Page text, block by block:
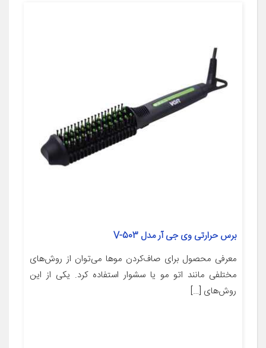
برس حرارتی وی جی آر مدل V-503
معرفی محصول برای صاف‌کردن موها می‌توان از روش‌های
مختلفی مانند اتو مو یا سشوار استفاده کرد. یکی از این
روش‌های […]